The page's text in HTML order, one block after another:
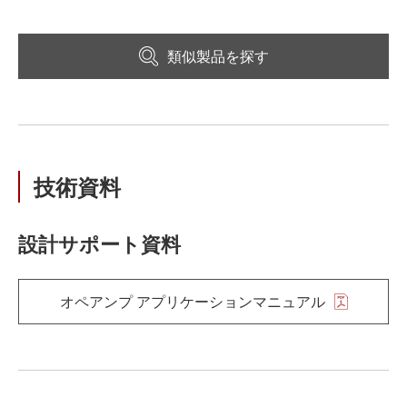
類似製品を探す
技術資料
設計サポート資料
オペアンプ アプリケーションマニュアル